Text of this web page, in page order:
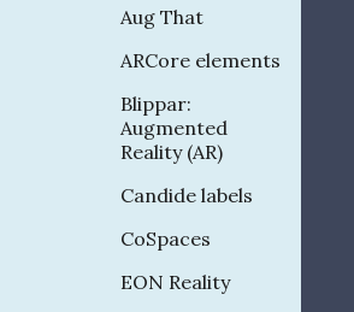
Aug That
ARCore elements
Blippar:
Augmented
Reality (AR)
Candide labels
CoSpaces
EON Reality